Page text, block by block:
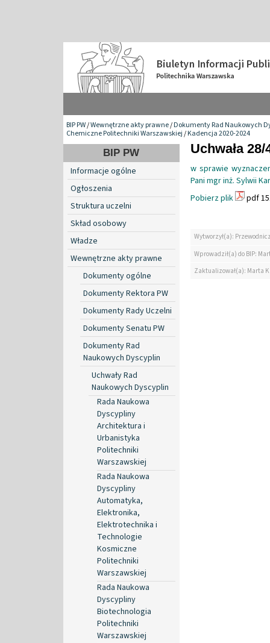
BIP PW/Wewnętrzne akty prawne/Dokumenty Rad Naukowych
Chemiczne Politechniki Warszawskiej/Kadencja 2020-2024
BIP PW
Informacje ogólne
Ogłoszenia
Struktura uczelni
Skład osobowy
Władze
Wewnętrzne akty prawne
Dokumenty ogólne
Dokumenty Rektora PW
Dokumenty Rady Uczelni
Dokumenty Senatu PW
Dokumenty Rad
Naukowych Dyscyplin
Uchwały Rad
Naukowych Dyscyplin
Rada Naukowa
Dyscypliny
Architektura i
Urbanistyka
Politechniki
Warszawskiej
Rada Naukowa
Dyscypliny
Automatyka,
Elektronika,
Elektrotechnika i
Technologie
Kosmiczne
Politechniki
Warszawskiej
Rada Naukowa
Dyscypliny
Biotechnologia
Politechniki
Warszawskiej
Uchwała 28/
w sprawie
Pani mgr inż. Sylwii
Pobierz plik
pdf
Wytworzył(a):
Wprowadził(a) do BIP:
Zaktualizował(a): Marta